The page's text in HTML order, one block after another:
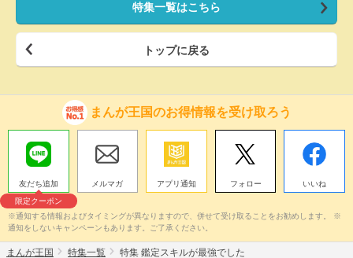
特集一覧はこちら
トップに戻る
まんが王国のお得情報を受け取ろう
友だち追加
限定クーポン
メルマガ アプリ通知 フォロー いいね
※通知する情報およびタイミングが異なりますので、併せて受け取ることをお勧めします。 ※
通知をしないキャンペーンもあります。ご了承ください。
まんが王国 特集一覧 特集 鑑定スキルが最強でした